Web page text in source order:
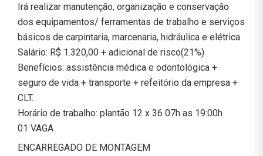
Irá realizar manutenção, organização e conservação
dos equipamentos/ ferramentas de trabalho e serviços
básicos de carpintaria, marcenaria, hidráulica e elétrica
Salário: R$ 1.320,00 + adicional de risco(21%)
Benefícios: assistência médica e odontológica +
seguro de vida + transporte + refeitório da empresa +
CLT.
Horário de trabalho: plantão 12 x 36 07h as 19:00h
01 VAGA
ENCARREGADO DE MONTAGEM